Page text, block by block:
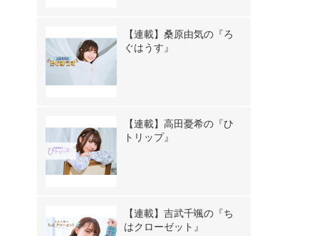
【連載】桑原由気の『ろ
ぐはうす』
【連載】高田憂希の『ひ
トリップ』
【連載】吉武千颯の『ち
はクローゼット』